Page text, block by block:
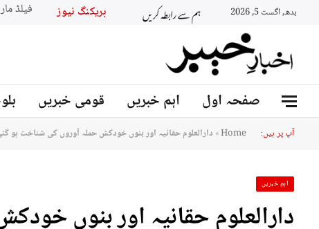
بدھ, اگست 5, 2026 ہم سے رابطہ کریں بریکنگ نیوز
صفحہ اول اہم خبریں قومی خبریں
آپ پر ہیں: Home
» دارالعلوم حقانیہ اور بنوں خودکش حملہ آوروں کی شناخت ہو
اہم خبریں
دارالعلوم حقانیہ اور بنوں